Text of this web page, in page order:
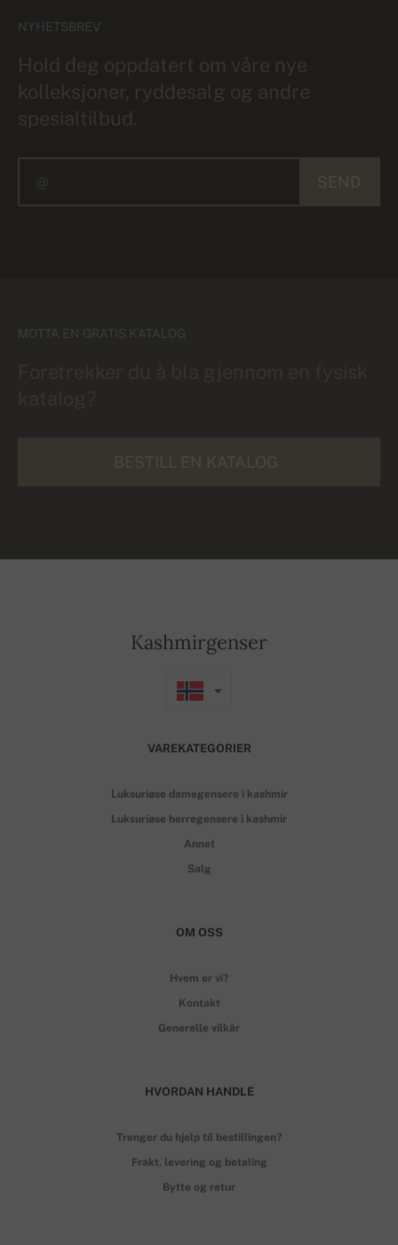
NYHETSBREV
Hold deg oppdatert om våre nye
kolleksjoner, ryddesalg og andre
spesialtilbud.
MOTTA EN GRATIS KATALOG
Kashmirgenser
VAREKATEGORIER
Luksuriøse damegensere i kashmir
Luksuriøse herregensere i kashmir
Annet
Salg
OM OSS
Hvem er vi?
Kontakt
Generelle vilkår
HVORDAN HANDLE
Trenger du hjelp til bestillingen?
Frakt, levering og betaling
Bytte og retur